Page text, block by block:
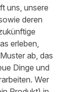
uns, unsere
deren
erleben,
ab, das
Dinge und
Wer